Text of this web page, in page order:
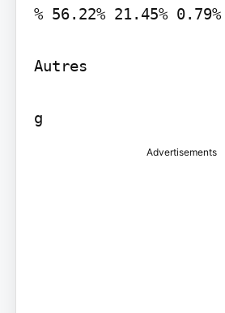
% 56.22% 21.45% 0.79%
Autres
Advertisements